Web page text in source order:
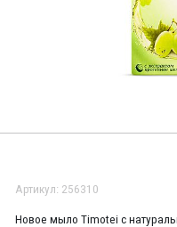
Артикул: 256310
Новое мыло Timotei с